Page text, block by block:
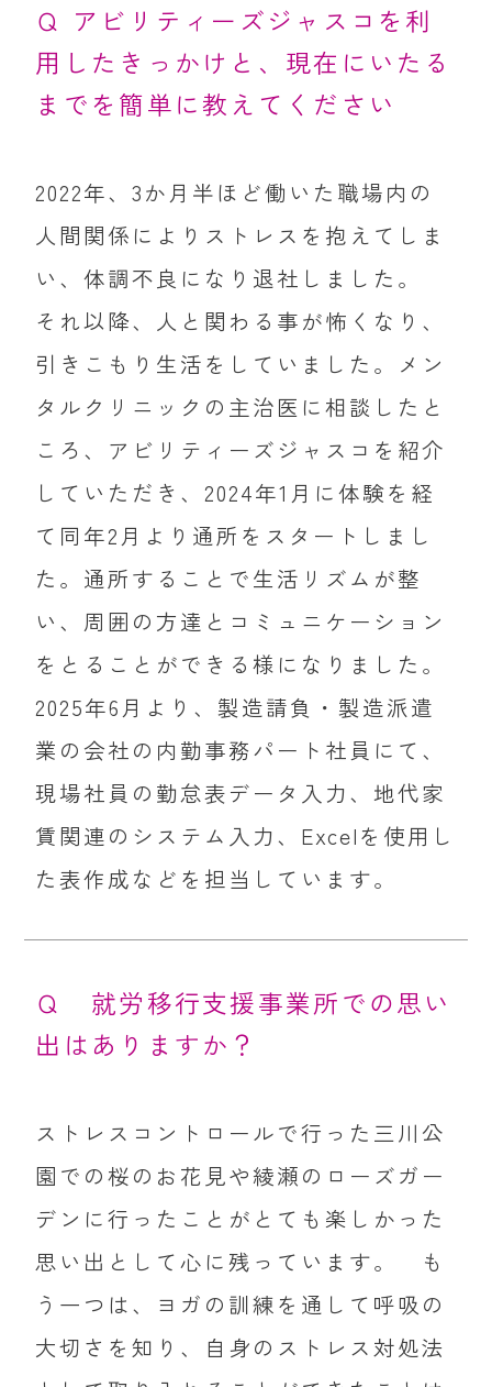
Ｑ アビリティーズジャスコを利
用したきっかけと、現在にいたる
までを簡単に教えてください
2022年、3か月半ほど働いた職場内の
人間関係によりストレスを抱えてしま
い、体調不良になり退社しました。
それ以降、人と関わる事が怖くなり、
引きこもり生活をしていました。メン
タルクリニックの主治医に相談したと
ころ、アビリティーズジャスコを紹介
していただき、2024年1月に体験を経
て同年2月より通所をスタートしまし
た。通所することで生活リズムが整
い、周囲の方達とコミュニケーション
をとることができる様になりました。
2025年6月より、製造請負・製造派遣
業の会社の内勤事務パート社員にて、
現場社員の勤怠表データ入力、地代家
賃関連のシステム入力、Excelを使用し
た表作成などを担当しています。
Ｑ 就労移行支援事業所での思い
出はありますか？
ストレスコントロールで行った三川公
園での桜のお花見や綾瀬のローズガー
デンに行ったことがとても楽しかった
思い出として心に残っています。 も
う一つは、ヨガの訓練を通して呼吸の
大切さを知り、自身のストレス対処法